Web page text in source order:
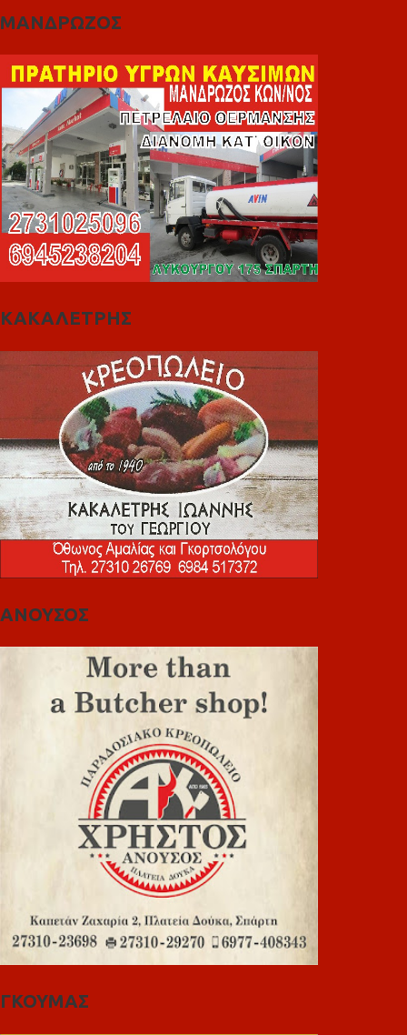
ΜΑΝΔΡΩΖΟΣ
ΚΑΚΑΛΕΤΡΗΣ
ΑΝΟΥΣΟΣ
ΓΚΟΥΜΑΣ